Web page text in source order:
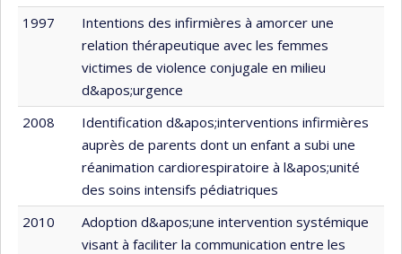
1997
Intentions des infirmières à amorcer une
relation thérapeutique avec les femmes
victimes de violence conjugale en milieu
d&apos;urgence
2008
Identification d&apos;interventions infirmières
auprès de parents dont un enfant a subi une
réanimation cardiorespiratoire à l&apos;unité
des soins intensifs pédiatriques
2010
Adoption d&apos;une intervention systémique
visant à faciliter la communication entre les